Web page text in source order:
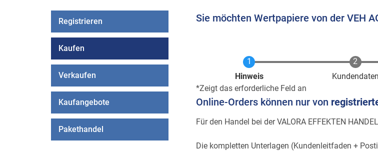
Sie möchten Wertpapiere von der VEH
Aktuell
Hinweis Kundendaten
Zeigt das erforderliche Feld an
Online-Orders können nur von
Für den Handel bei der VALORA EFFEKTEN
Die kompletten Unterlagen (Kundenleitfaden +
Registrieren
Kaufen
Verkaufen
Kaufangebote
Pakethandel